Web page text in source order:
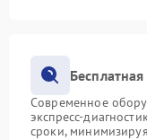
Современное
экспресс-
сроки,